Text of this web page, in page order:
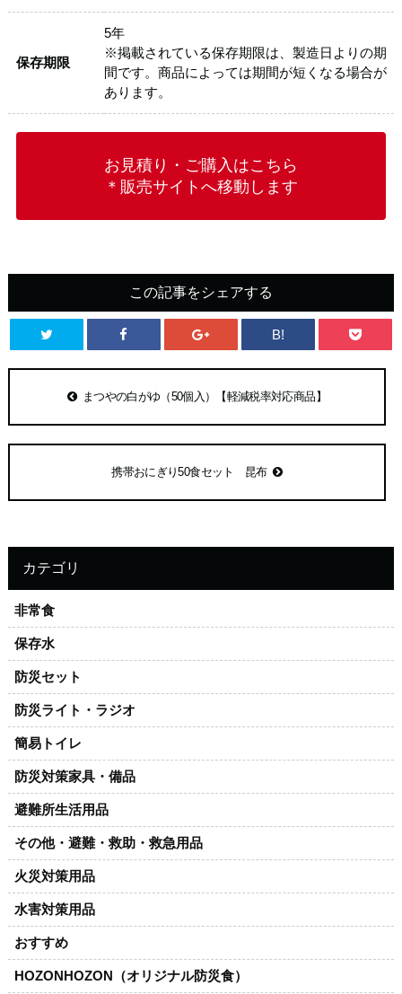
保存期限
5年
※掲載されている保存期限は、製造日よりの期
間です。商品によっては期間が短くなる場合が
あります。
お見積り・ご購入はこちら
＊販売サイトへ移動します
この記事をシェアする
B!
まつやの白がゆ（50個入）【軽減税率対応商品】
携帯おにぎり50食セット 昆布
カテゴリ
非常食
保存水
防災セット
防災ライト・ラジオ
簡易トイレ
防災対策家具・備品
避難所生活用品
その他・避難・救助・救急用品
火災対策用品
水害対策用品
おすすめ
HOZONHOZON（オリジナル防災食）